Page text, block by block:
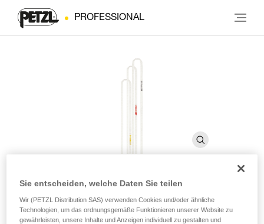
PROFESSIONAL
PUR’ANNEAU
Sie entscheiden, welche Daten Sie teilen
Wir (PETZL Distribution SAS) verwenden Cookies und/oder ähnliche
Technologien, um das ordnungsgemäße Funktionieren unserer Website zu
gewährleisten, unsere Inhalte und Anzeigen individuell zu gestalten und